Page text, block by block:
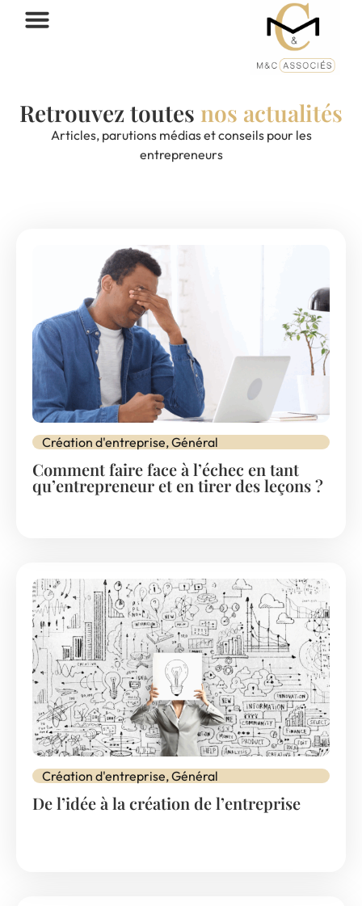
Retrouvez toutes nos actualités
Articles, parutions médias et conseils pour les
entrepreneurs
Création d'entreprise,Général
Comment faire face à l’échec en tant
qu’entrepreneur et en tirer des leçons ?
Création d'entreprise,Général
De l’idée à la création de l’entreprise